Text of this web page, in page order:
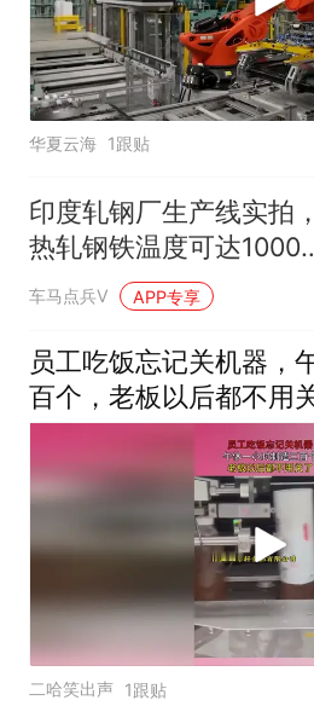
华夏云海 1跟贴
印度轧钢厂生产线实拍，
热轧钢铁温度可达1000
容不得一点失误
车马点兵V APP专享
员工吃饭忘记关机器，
百个，老板以后都不用
二哈笑出声 1跟贴